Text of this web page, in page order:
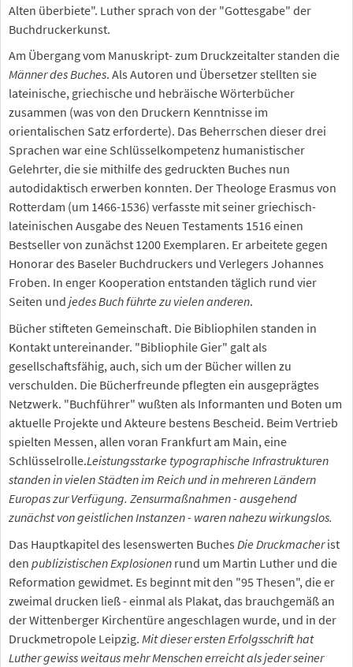
Alten überbiete". Luther sprach von der "Gottesgabe" der
Buchdruckerkunst.
Am Übergang vom Manuskript- zum Druckzeitalter standen die
Männer des Buches. Als Autoren und Übersetzer stellten sie
lateinische, griechische und hebräische Wörterbücher
zusammen (was von den Druckern Kenntnisse im
orientalischen Satz erforderte). Das Beherrschen dieser drei
Sprachen war eine Schlüsselkompetenz humanistischer
Gelehrter, die sie mithilfe des gedruckten Buches nun
autodidaktisch erwerben konnten. Der Theologe Erasmus von
Rotterdam (um 1466-1536) verfasste mit seiner griechisch-
lateinischen Ausgabe des Neuen Testaments 1516 einen
Bestseller von zunächst 1200 Exemplaren. Er arbeitete gegen
Honorar des Baseler Buchdruckers und Verlegers Johannes
Froben. In enger Kooperation entstanden täglich rund vier
Seiten und jedes Buch führte zu vielen anderen.
Bücher stifteten Gemeinschaft. Die Bibliophilen standen in
Kontakt untereinander. "Bibliophile Gier" galt als
gesellschaftsfähig, auch, sich um der Bücher willen zu
verschulden. Die Bücherfreunde pflegten ein ausgeprägtes
Netzwerk. "Buchführer" wußten als Informanten und Boten um
aktuelle Projekte und Akteure bestens Bescheid. Beim Vertrieb
spielten Messen, allen voran Frankfurt am Main, eine
Schlüsselrolle.Leistungsstarke typographische Infrastrukturen
standen in vielen Städten im Reich und in mehreren Ländern
Europas zur Verfügung. Zensurmaßnahmen - ausgehend
zunächst von geistlichen Instanzen - waren nahezu wirkungslos.
Das Hauptkapitel des lesenswerten Buches Die Druckmacherist
den publizistischen Explosionen rund um Martin Luther und die
Reformation gewidmet. Es beginnt mit den "95 Thesen", die er
zweimal drucken ließ - einmal als Plakat, das brauchgemäß an
der Wittenberger Kirchentüre angeschlagen wurde, und in der
Druckmetropole Leipzig. Mit dieser ersten Erfolgsschrift hat
Luther gewiss weitaus mehr Menschen erreicht als jeder seiner